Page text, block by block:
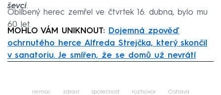
ševci.
Oblíbený herec zemřel ve čtvrtek 16. dubna, bylo mu
60 let.
MOHLO VÁM UNIKNOUT:
Dojemná zpověď
ochrnutého herce Alfreda Strejčka, který skončil
v sanatoriu. Je smířen, že se domů už nevrátí
nemoc zdraví společnost rozhovor Ostrava